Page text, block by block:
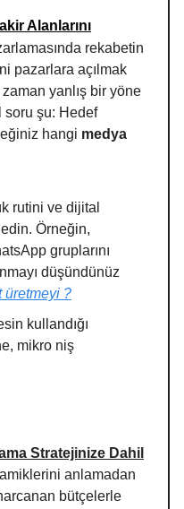
Alanlarını
rekabetin
pazarlara açılmak
yanlış bir yöne
soru şu: Hedef
hangi medya
rutini ve dijital
edin. Örneğin,
gruplarını
düşündünüz
üretmeyi ?
kullandığı
mikro niş
Stratejinize Dahil
anlamadan
bütçelerle